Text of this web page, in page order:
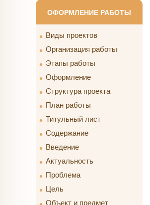
ОФОРМЛЕНИЕ РАБОТЫ
Виды проектов
Организация работы
Этапы работы
Оформление
Структура проекта
План работы
Титульный лист
Содержание
Введение
Актуальность
Проблема
Цель
Объект и предмет